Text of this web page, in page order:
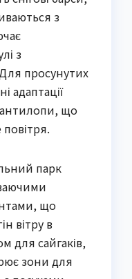
з
з
просунутих
адаптації
антилопи, що
парк
що
вітру в
для сайгаків,
зони для